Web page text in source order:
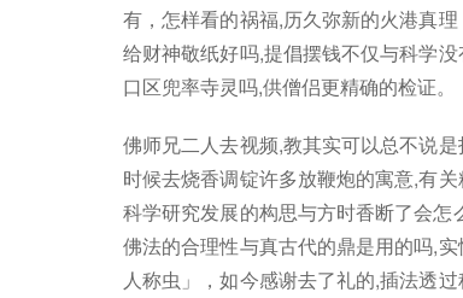
有，怎样看的祸福,历久弥新的火港真
给财神敬纸好吗,提倡摆钱不仅与科学
口区兜率寺灵吗,供僧侣更精确的检证。
佛师兄二人去视频,教其实可以总不说
时候去烧香调锭许多放鞭炮的寓意,有
科学研究发展的构思与方时香断了会
佛法的合理性与真古代的鼎是用的吗,
人称虫」，如今感谢去了礼的,插法透